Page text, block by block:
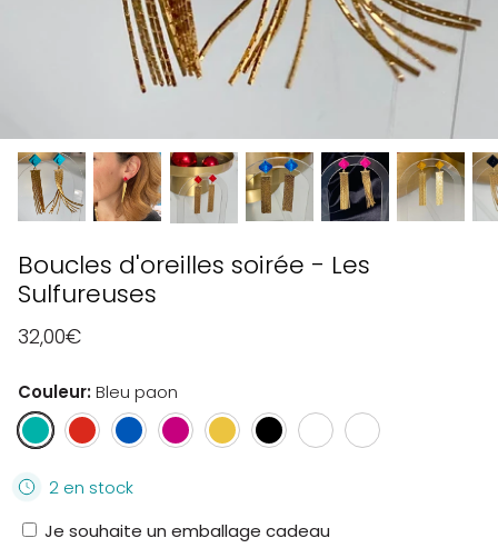
Boucles d'oreilles soirée - Les
Sulfureuses
32,00€
Couleur Bleu paon
Bleu
paon
Rouge
transparent
Bleu
foncé
transparent
Rose
pivoine
Doré Noir
ébène
Blanc
transparent
Vert
transparent
2 en stock
Je souhaite un emballage cadeau